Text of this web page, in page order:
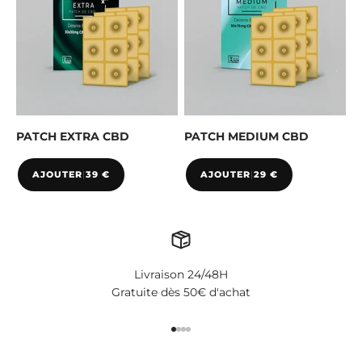
PATCH EXTRA CBD
AJOUTER|39 €
PATCH MEDIUM CBD
AJOUTER|29 €
Livraison 24/48H
Gratuite dès 50€ d'achat